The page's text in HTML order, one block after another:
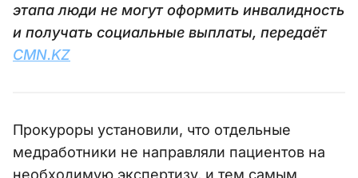
этапа люди не могут оформить инвалидность
и получать социальные выплаты, передаёт
CMN.KZ
Прокуроры установили, что отдельные
медработники не направляли пациентов на
необходимую экспертизу, и тем самым